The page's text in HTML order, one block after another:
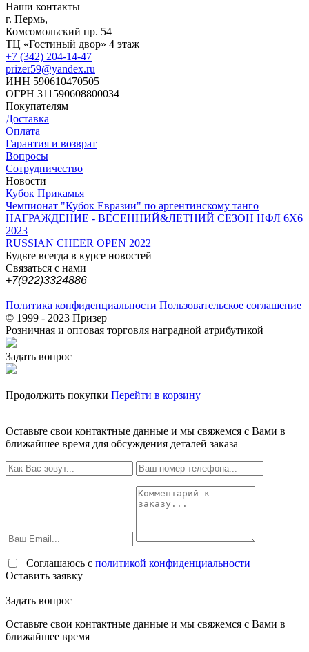
Наши контакты
г. Пермь,
Комсомольский пр. 54
ТЦ «Гостиный двор» 4 этаж
+7 (342) 204-14-47
prizer59@yandex.ru
ИНН 590610470505
ОГРН 311590608800034
Покупателям
Доставка
Оплата
Гарантия и возврат
Вопросы
Сотрудничество
Новости
Кубок Прикамья
Чемпионат "Кубок Евразии" по аргентинскому танго
НАГРАЖДЕНИЕ - ВЕСЕННИЙ&ЛЕТНИЙ СЕЗОН НФЛ 6Х6
2023
RUSSIAN CHEER OPEN 2022
Будьте всегда в курсе новостей
Связаться с нами
+7(922)3324886
Политика конфиденциальности Пользовательское соглашение
© 1999 - 2023 Призер
Розничная и оптовая торговля наградной атрибутикой
Задать вопрос
Продолжить покупки Перейти в корзину
Оставьте свои контактные данные и мы свяжемся с Вами в
ближайшее время для обсуждения деталей заказа
Соглашаюсь с политикой конфиденциальности
Оставить заявку
Задать вопрос
Оставьте свои контактные данные и мы свяжемся с Вами в
ближайшее время